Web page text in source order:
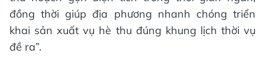
đồng thời giúp địa phương nhanh chóng triển
khai sản xuất vụ hè thu đúng khung lịch thời vụ
đề ra”.